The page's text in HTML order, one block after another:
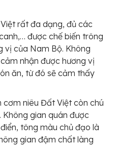
rất đa dạng, đủ các
được chế biến trông
của Nam Bộ. Không
nhận được hương vị
ăn, từ đó sẽ cảm thấy
cơm niêu Đất Việt còn chú
Không gian quán được
tông màu chủ đạo là
gian đậm chất làng